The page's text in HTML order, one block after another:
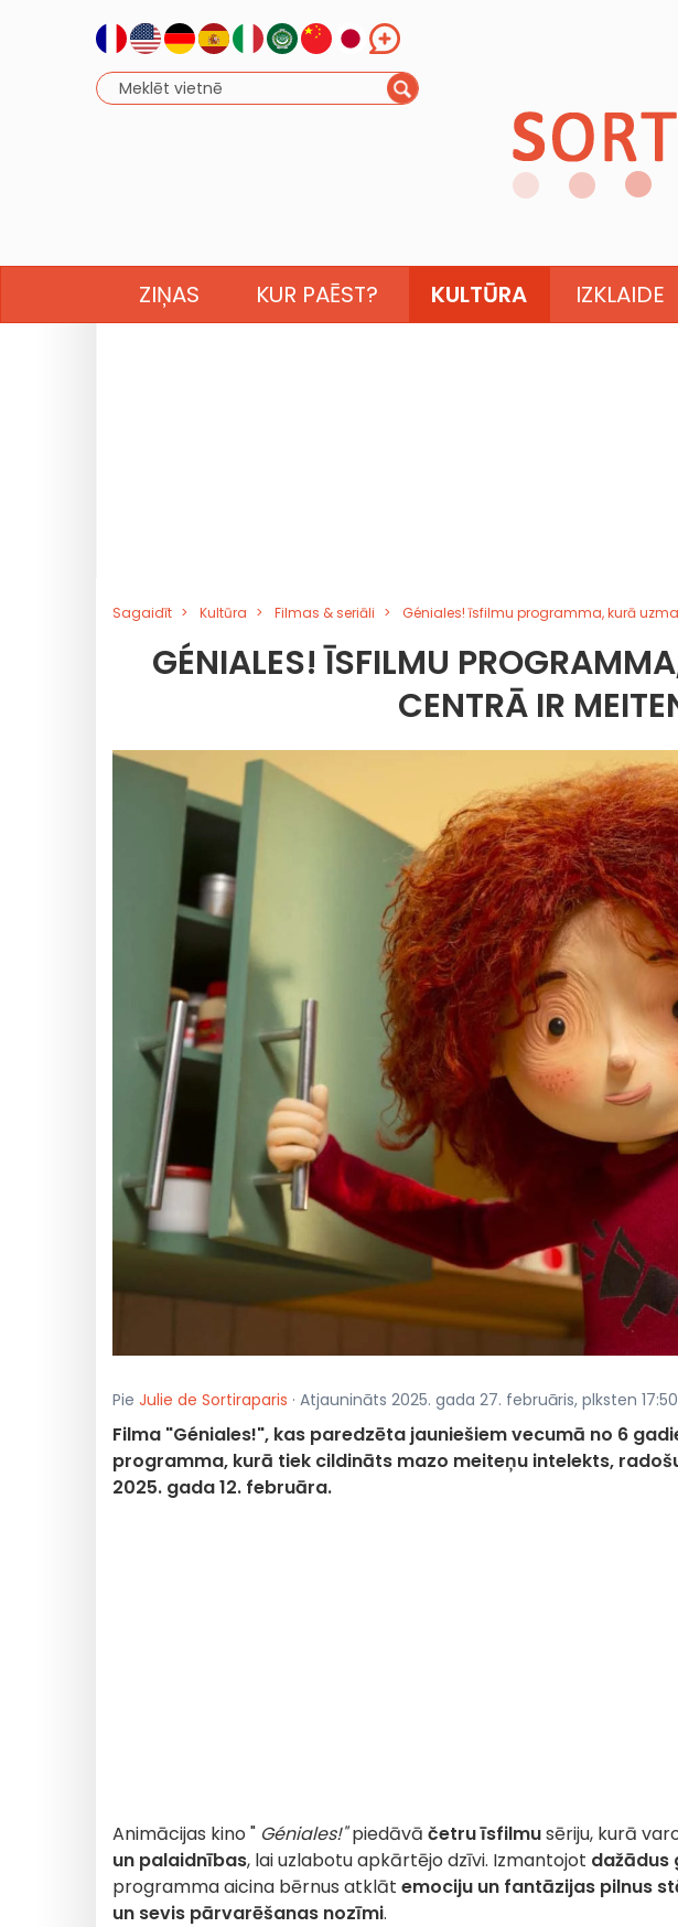
ZIŅAS KUR PAĒST? KULTŪRA IZKLAIDE
Sagaidīt Kultūra Filmas & seriāli Géniales! īsfilmu programma, kurā
GÉNIALES! ĪSFILMU
CENTRĀ IR
Pie Julie de Sortiraparis · Atjaunināts 2025. gada 27. februāris, plksten 17:50
Filma "Géniales!", kas paredzēta jauniešiem vecumā no 6
programma, kurā tiek cildināts mazo meiteņu intelekts,
2025. gada 12. februāra.
Animācijas kino " Géniales!"piedāvā četru īsfilmusēriju, kurā
un palaidnības, lai uzlabotu apkārtējo dzīvi. Izmantojot dažādus
programma aicina bērnus atklāt emociju un fantāzijas pilnus
un sevis pārvarēšanas nozīmi.